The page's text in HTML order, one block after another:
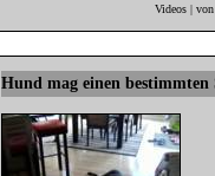
Videos |
Hund mag einen bestimmten